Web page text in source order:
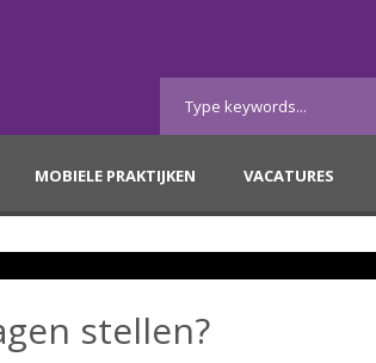
MOBIELE PRAKTIJKEN VACATURES
stellen?